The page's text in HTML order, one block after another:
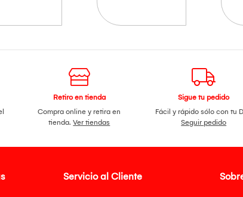
Retiro en tienda
Compra online y retira en
tienda.Ver tiendas
Sigue tu pedido
Fácil y rápido sólo con tu
Seguir pedido
Servicio al Cliente